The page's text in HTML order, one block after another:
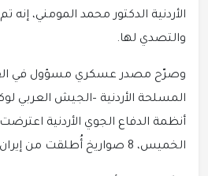
الأردنية الدكتور محمد المومني، إنه
والتصدي لها.
وصرّح مصدر عسكري مسؤول في
المسلحة الأردنية –الجيش العربي
أنظمة الدفاع الجوي الأردنية
الخميس، 8 صواريخ أُطلقت من إيران باتجاه الأراضي الأردنية.